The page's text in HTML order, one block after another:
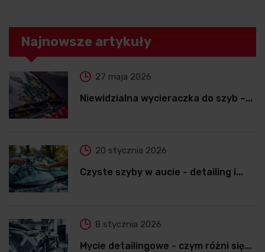
Najnowsze artykuły
27 maja 2026
Niewidzialna wycieraczka do szyb –...
20 stycznia 2026
Czyste szyby w aucie - detailing i...
8 stycznia 2026
Mycie detailingowe - czym różni się...